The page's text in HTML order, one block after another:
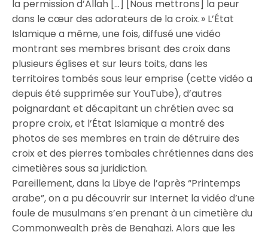
la permission d’Allah […] [Nous mettrons] la peur
dans le cœur des adorateurs de la croix. » L’État
Islamique a même, une fois, diffusé une vidéo
montrant ses membres brisant des croix dans
plusieurs églises et sur leurs toits, dans les
territoires tombés sous leur emprise (cette vidéo a
depuis été supprimée sur YouTube), d’autres
poignardant et décapitant un chrétien avec sa
propre croix, et l’État Islamique a montré des
photos de ses membres en train de détruire des
croix et des pierres tombales chrétiennes dans des
cimetières sous sa juridiction.
Pareillement, dans la Libye de l’après “Printemps
arabe”, on a pu découvrir sur Internet la vidéo d’une
foule de musulmans s’en prenant à un cimetière du
Commonwealth près de Benghazi. Alors que les